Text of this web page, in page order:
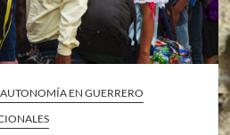
EN GUERRERO